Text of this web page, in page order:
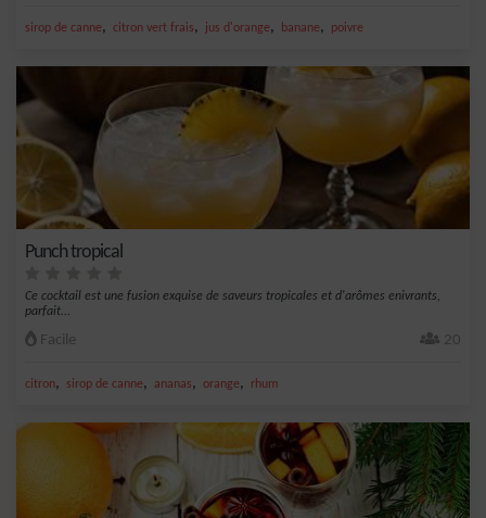
sirop de canne, citron vert frais, jus d'orange, banane, poivre
Punch tropical
Ce cocktail est une fusion exquise de saveurs tropicales et d'arômes enivrants,
parfait...
Facile 20
citron, sirop de canne, ananas, orange, rhum